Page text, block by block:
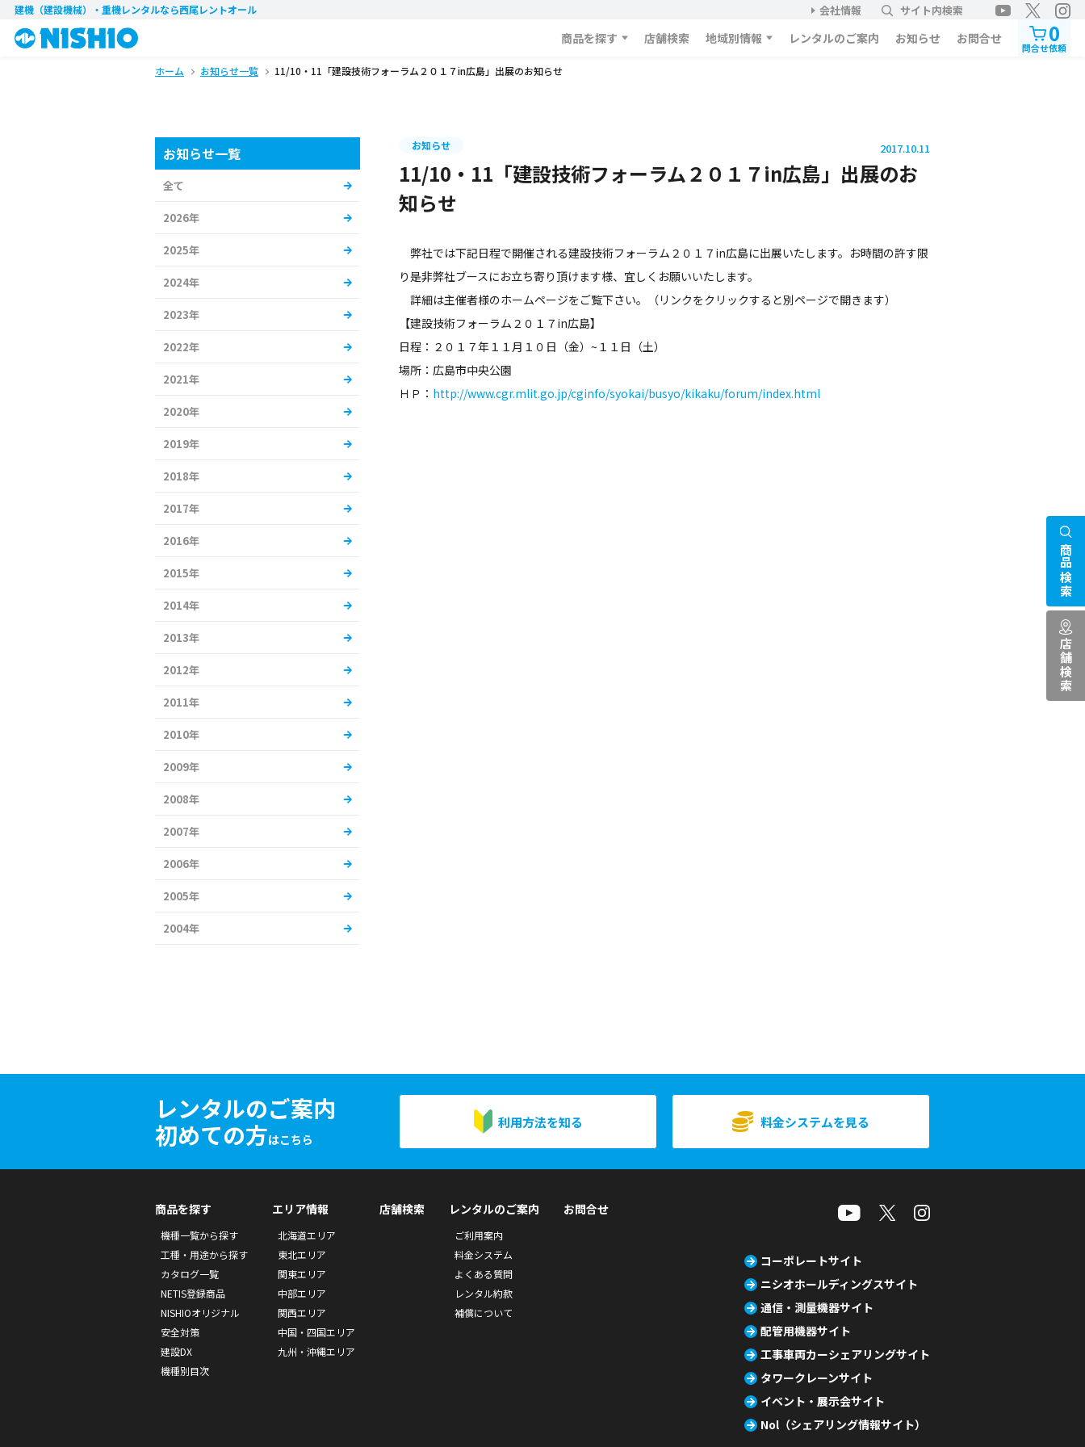
建機（建設機械）・重機レンタルなら西尾レントオール 会社情報 サイト内検索
商品を探す 店舗検索 地域別情報 レンタルのご案内 お知らせ お問合せ 0
問合せ依頼
ホーム お知らせ一覧 11/10・11「建設技術フォーラム２０１７in広島」出展のお知らせ
お知らせ 2017.10.11
11/10・11「建設技術フォーラム２０１７in広島」出展のお
知らせ
弊社では下記日程で開催される建設技術フォーラム２０１７in広島に出展いたします。お時間の許す限
り是非弊社ブースにお立ち寄り頂けます様、宜しくお願いいたします。
詳細は主催者様のホームページをご覧下さい。（リンクをクリックすると別ページで開きます）
【建設技術フォーラム２０１７in広島】
日程：２０１７年１１月１０日（金）~１１日（土）
場所：広島市中央公園
ＨＰ： http://www.cgr.mlit.go.jp/cginfo/syokai/busyo/kikaku/forum/index.html
お知らせ一覧
全て
2026年
2025年
2024年
2023年
2022年
2021年
2020年
2019年
2018年
2017年
2016年
2015年
2014年
2013年
2012年
2011年
2010年
2009年
2008年
2007年
2006年
2005年
2004年
レンタルのご案内
初めての方はこちら
利用方法を知る 料金システムを見る
商品検索
店舗検索
商品を探す
機種一覧から探す
工種・用途から探す
カタログ一覧
NETIS登録商品
NISHIOオリジナル
安全対策
建設DX
機種別目次
エリア情報
北海道エリア
東北エリア
関東エリア
中部エリア
関西エリア
中国・四国エリア
九州・沖縄エリア
店舗検索 レンタルのご案内
ご利用案内
料金システム
よくある質問
レンタル約款
補償について
お問合せ
コーポレートサイト
ニシオホールディングスサイト
通信・測量機器サイト
配管用機器サイト
工事車両カーシェアリングサイト
タワークレーンサイト
イベント・展示会サイト
Nol（シェアリング情報サイト）